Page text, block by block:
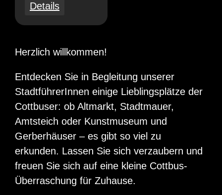
Details
Herzlich willkommen!
Entdecken Sie in Begleitung unserer
StadtführerInnen einige Lieblingsplätze der
Cottbuser: ob Altmarkt, Stadtmauer,
Amtsteich oder Kunstmuseum und
Gerberhäuser – es gibt so viel zu
erkunden. Lassen Sie sich verzaubern und
freuen Sie sich auf eine kleine Cottbus-
Überraschung für Zuhause.